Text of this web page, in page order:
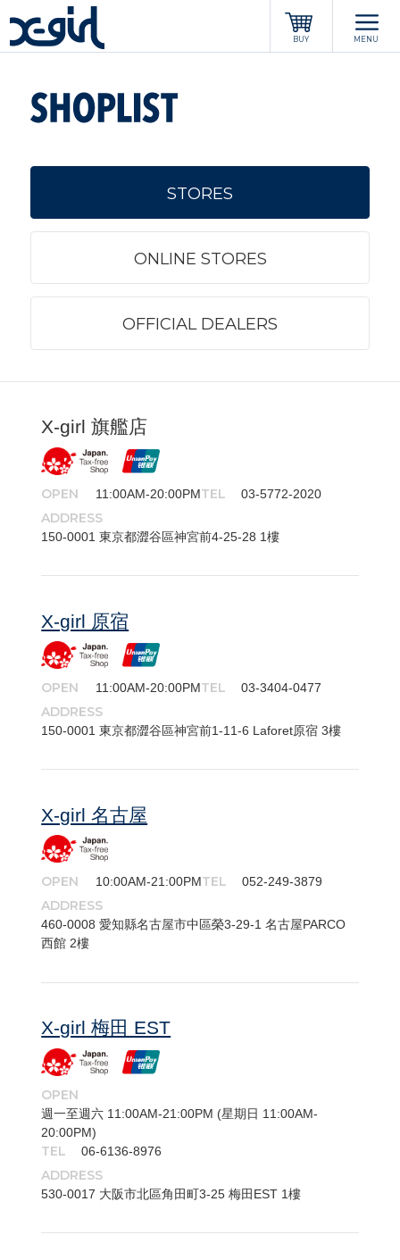
BUY MENU
STORES
ONLINE STORES
OFFICIAL DEALERS
X-girl 旗艦店
OPEN 11:00AM-20:00PMTEL 03-5772-2020
ADDRESS
150-​0001 東京都澀谷區神宮前4-25-28 1樓
X-girl 原宿
OPEN 11:00AM-20:00PMTEL 03-3404-0477
ADDRESS
150-​0001 東京都澀谷區神宮前1-11-6 Laforet原宿 3樓
X-girl 名古屋
OPEN 10:00AM-21:00PMTEL 052-249-3879
ADDRESS
460-​0008 愛知縣名古屋市中區榮3-29-1 名古屋PARCO
西館 2樓
X-girl 梅田 EST
OPEN
週一至週六 11:00AM-21:00PM (星期日 11:00AM-
20:00PM)
TEL 06-6136-8976
ADDRESS
530-​0017 大阪市北區角田町3-25 梅田EST 1樓